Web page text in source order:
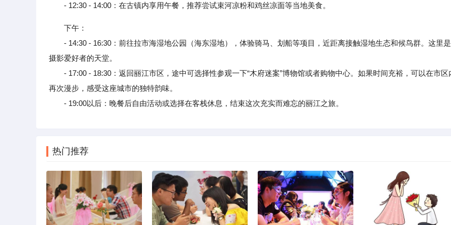
- 12:30 - 14:00：在古镇内享用午餐，推荐尝试束河凉粉和鸡丝凉面等当地美食。
下午：
- 14:30 - 16:30：前往拉市海湿地公园（海东湿地），体验骑马、划船等项目，近距离接触湿地生态和候鸟群。这里是
摄影爱好者的天堂。
- 17:00 - 18:30：返回丽江市区，途中可选择性参观一下“木府迷案”博物馆或者购物中心。如果时间充裕，可以在市区
再次漫步，感受这座城市的独特韵味。
- 19:00以后：晚餐后自由活动或选择在客栈休息，结束这次充实而难忘的丽江之旅。
热门推荐